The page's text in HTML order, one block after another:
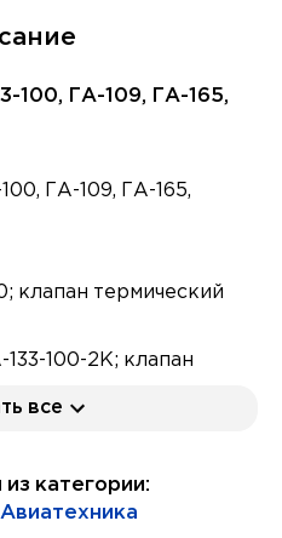
100, ГА-109, ГА-165,
ГА-109, ГА-165,
клапан термический
100-2К; клапан
3К;
РД-14-00-2; клапан
все
категории: